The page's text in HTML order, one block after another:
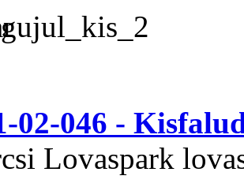
02-046 -
Lovaspark